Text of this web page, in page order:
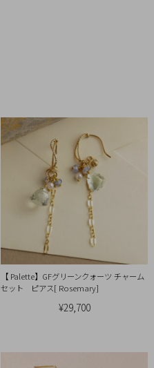
【 Palette】GFグリーンクォーツ チャーム
セット ピアス[ Rosemary]
¥29,700